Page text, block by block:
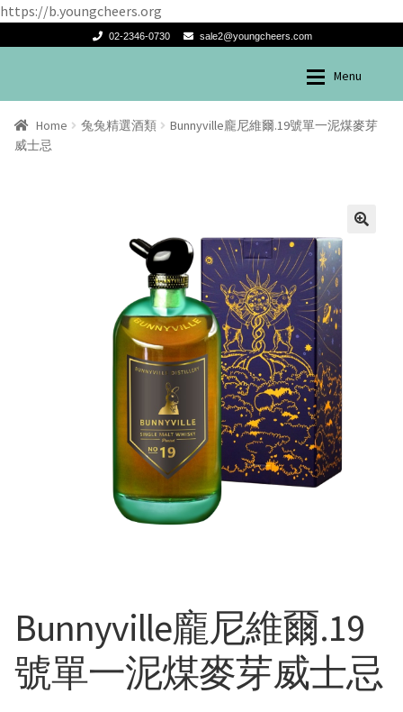
https://b.youngcheers.org
02-2346-0730 sale2@youngcheers.com
navigation
content
Menu
兔兔酒產品
兔兔酒產品
Home 兔兔精選酒類
Bunnyville龐尼維爾.19號單一泥煤麥芽
威士忌
Bunnyville龐尼維爾.19
號單一泥煤麥芽威士忌